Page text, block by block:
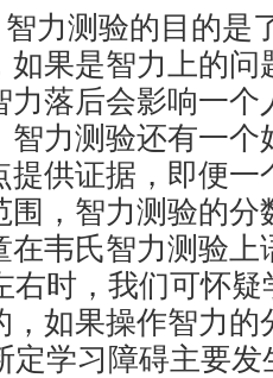
力测验的目的是
如果是智力上的问
力落后会影响一个
智力测验还有一个
提供证据，即便
围，智力测验的分
在韦氏智力测验上
右时，我们可怀
，如果操作智力的
定学习障碍主要